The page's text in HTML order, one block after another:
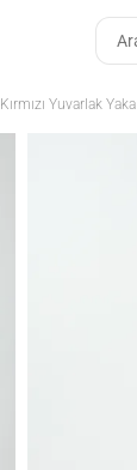
Kırmızı Yuvarlak